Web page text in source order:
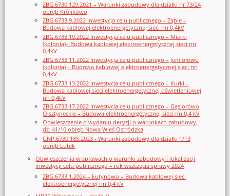
ZBG.6730.129.2021 – Warunki zabudowy dla działki nr 73/24
obręb Królikowo
ZBG.6733.9.2022 Inwestycja celu publicznego – Ząbie –
Budowa kablowej elektroenergetycznej sieci nn 0,4kV
ZBG.6733.10.2022 Inwestycja celu publicznego – Mierki
(kolonia)– Budowa kablowej elektroenergetycznej sieci nn
0,4kV
ZBG.6733.11.2022 Inwestycja celu publicznego – Jemiołowo
(kolonia) – Budowa kablowej elektroenergetycznej sieci nn
0,4kV
ZBG.6733.13.2022 Inwestycja celu publicznego – Kurki –
Budowa kablowej sieci elektroenergetycznej oświetleniowej
nn 0,4kV
ZBG.6733.17.2022 Inwestycja celu publicznego – Gąsiorowo
Olsztyneckie – Budowa elektroenergetycznej sieci nn 0,4 kV
Obwieszczenie o wydaniu decyzji o warunkach zabudowy,
dz. 41/10 obręb Nowa Wieś Ostródzka
GNP.6730.185.2023 - Warunki zabudowy dla działki 1/13
obręb Lutek
Obwieszczenia w sprawach o warunki zabudowy i lokalizacji
inwestycji celu publicznego – rok wszczęcia sprawy 2024
ZBG.6733.1.2024 – Łutynowo – Budowa kablowej sieci
elektroenergetycznej nn 0,4 kV